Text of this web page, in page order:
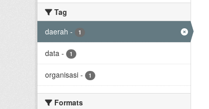
Tag
daerah - 1
data - 1
organisasi - 1
Formats